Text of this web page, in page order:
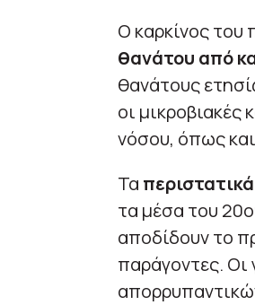
Ο καρκίνος του
θανάτου από
θανάτους
οι μικροβιακές
νόσου, όπως
Τα
τα μέσα του
αποδίδουν το
παράγοντες. Οι